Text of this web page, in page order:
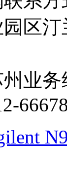
区
务